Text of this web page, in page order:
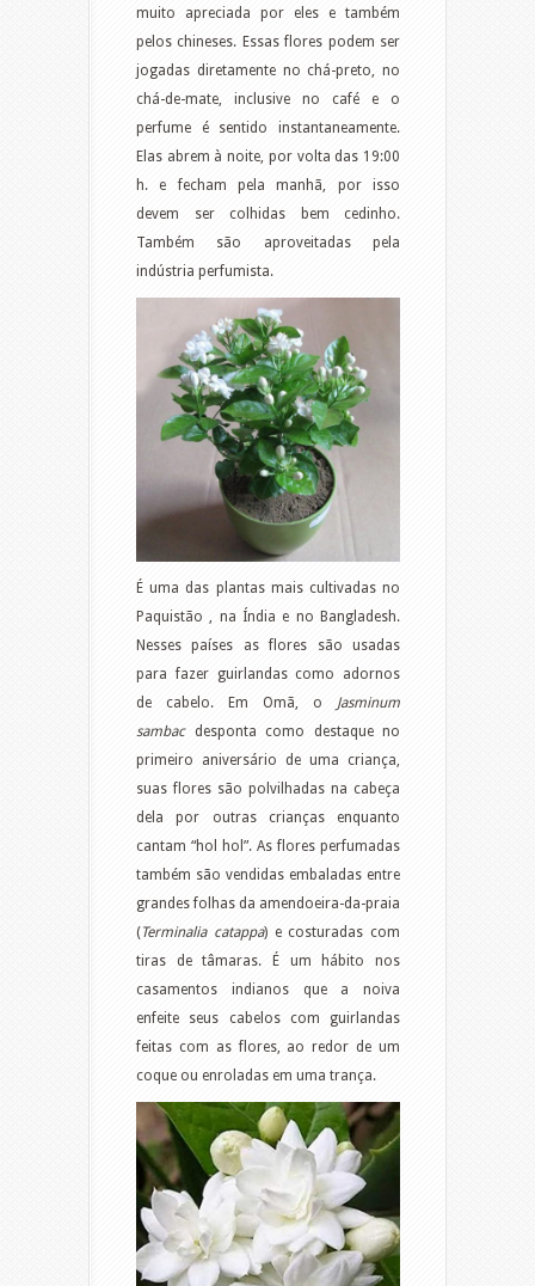
muito apreciada por eles e também
pelos chineses. Essas flores podem ser
jogadas diretamente no chá-preto, no
chá-de-mate, inclusive no café e o
perfume é sentido instantaneamente.
Elas abrem à noite, por volta das 19:00
h. e fecham pela manhã, por isso
devem ser colhidas bem cedinho.
Também são aproveitadas pela
indústria perfumista.
É uma das plantas mais cultivadas no
Paquistão , na Índia e no Bangladesh.
Nesses países as flores são usadas
para fazer guirlandas como adornos
de cabelo. Em Omã, o Jasminum
sambacdesponta como destaque no
primeiro aniversário de uma criança,
suas flores são polvilhadas na cabeça
dela por outras crianças enquanto
cantam “hol hol”. As flores perfumadas
também são vendidas embaladas entre
grandes folhas da amendoeira-da-praia
(Terminalia catappa) e costuradas com
tiras de tâmaras. É um hábito nos
casamentos indianos que a noiva
enfeite seus cabelos com guirlandas
feitas com as flores, ao redor de um
coque ou enroladas em uma trança.